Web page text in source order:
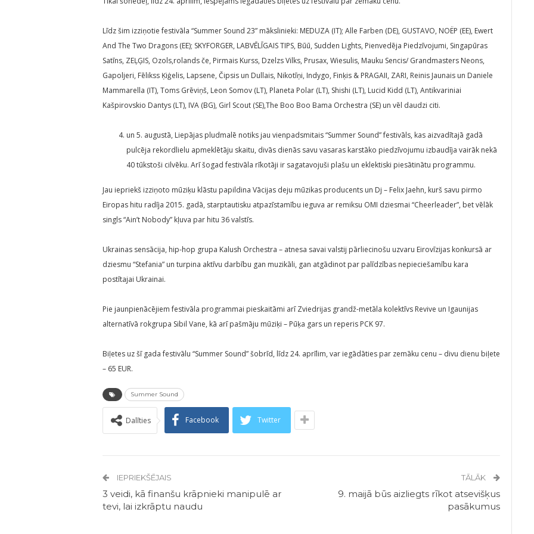
Līdz šim izziņotie festivāla “Summer Sound 23” mākslinieki: MEDUZA (IT); Alle Farben (DE), GUSTAVO, NOËP (EE), Ewert
And The Two Dragons (EE); SKYFORGER, LABVĒLĪGAIS TIPS, Būū, Sudden Lights, Pienvedēja Piedzīvojumi, Singapūras
Satīns, ZEĻĢIS, Ozols,rolands če, Pirmais Kurss, Dzelzs Vilks, Prusax, Wiesulis, Mauku Sencis/ Grandmasters Neons,
Gapoljeri, Fēlikss Ķiģelis, Lapsene, Čipsis un Dullais, Nikotīņi, Indygo, Finķis & PRAGAII, ZARI, Reinis Jaunais un Daniele
Mammarella (IT), Toms Grēviņš, Leon Somov (LT), Planeta Polar (LT), Shishi (LT), Lucid Kidd (LT), Antikvariniai
Kašpirovskio Dantys (LT), IVA (BG), Girl Scout (SE),The Boo Boo Bama Orchestra (SE) un vēl daudzi citi.
un 5. augustā, Liepājas pludmalē notiks jau vienpadsmitais “Summer Sound” festivāls, kas aizvadītajā gadā
pulcēja rekordlielu apmeklētāju skaitu, divās dienās savu vasaras karstāko piedzīvojumu izbaudīja vairāk nekā
40 tūkstoši cilvēku. Arī šogad festivāla rīkotāji ir sagatavojuši plašu un eklektiski piesātinātu programmu.
Jau iepriekš izziņoto mūziķu klāstu papildina Vācijas deju mūzikas producents un Dj – Felix Jaehn, kurš savu pirmo
Eiropas hitu radīja 2015. gadā, starptautisku atpazīstamību ieguva ar remiksu OMI dziesmai “Cheerleader”, bet vēlāk
singls “Ain’t Nobody” kļuva par hitu 36 valstīs.
Ukrainas sensācija, hip-hop grupa Kalush Orchestra – atnesa savai valstij pārliecinošu uzvaru Eirovīzijas konkursā ar
dziesmu “Stefania” un turpina aktīvu darbību gan muzikāli, gan atgādinot par palīdzības nepieciešamību kara
postītajai Ukrainai.
Pie jaunpienācējiem festivāla programmai pieskaitāmi arī Zviedrijas grandž-metāla kolektīvs Revive un Igaunijas
alternatīvā rokgrupa Sibil Vane, kā arī pašmāju mūziķi – Pūķa gars un reperis PCK 97.
Biļetes uz šī gada festivālu “Summer Sound” šobrīd, līdz 24. aprīlim, var iegādāties par zemāku cenu – divu dienu biļete
– 65 EUR.
Summer Sound
Dalīties Facebook Twitter
IEPRIEKŠĒJAIS
3 veidi, kā finanšu krāpnieki manipulē ar
tevi, lai izkrāptu naudu
TĀLĀK
9. maijā būs aizliegts rīkot atsevišķus
pasākumus